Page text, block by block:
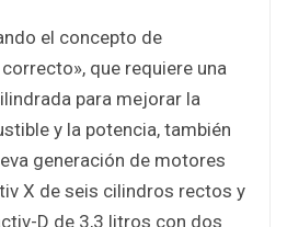
el concepto de
que requiere una
para mejorar la
y la potencia, también
generación de motores
X de seis cilindros rectos y
D de 3,3 litros con dos